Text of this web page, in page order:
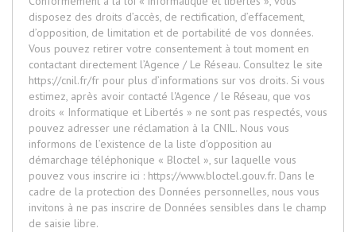
disposez des droits d’accès, de rectification, d’effacement,
d’opposition, de limitation et de portabilité de vos données.
Vous pouvez retirer votre consentement à tout moment en
contactant directement l’Agence / Le Réseau. Consultez le site
https://cnil.fr/fr pour plus d’informations sur vos droits. Si vous
estimez, après avoir contacté l'Agence / le Réseau, que vos
droits « Informatique et Libertés » ne sont pas respectés, vous
pouvez adresser une réclamation à la CNIL. Nous vous
informons de l’existence de la liste d'opposition au
démarchage téléphonique « Bloctel », sur laquelle vous
pouvez vous inscrire ici : https://www.bloctel.gouv.fr. Dans le
cadre de la protection des Données personnelles, nous vous
invitons à ne pas inscrire de Données sensibles dans le champ
de saisie libre.